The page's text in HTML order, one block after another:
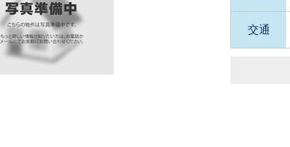
交通